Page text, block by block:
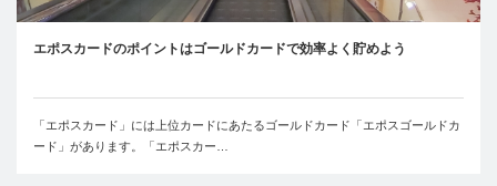
エポスカードのポイントはゴールドカードで効率よく貯めよう
「エポスカード」には上位カードにあたるゴールドカード「エポスゴールドカ
ード」があります。「エポスカー…